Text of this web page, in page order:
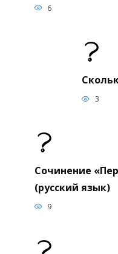
6
3
Сочинение
(русский язык)
9